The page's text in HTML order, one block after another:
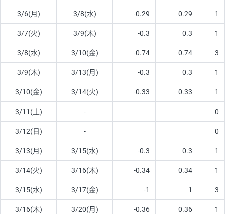
3/6(月) 3/8(水) -0.29 0.29 1
3/7(火) 3/9(木) -0.3 0.3 1
3/8(水) 3/10(金) -0.74 0.74 3
3/9(木) 3/13(月) -0.3 0.3 1
3/10(金) 3/14(火) -0.33 0.33 1
3/11(土) - 0
3/12(日) - 0
3/13(月) 3/15(水) -0.3 0.3 1
3/14(火) 3/16(木) -0.34 0.34 1
3/15(水) 3/17(金) -1 1 3
3/16(木) 3/20(月) -0.36 0.36 1